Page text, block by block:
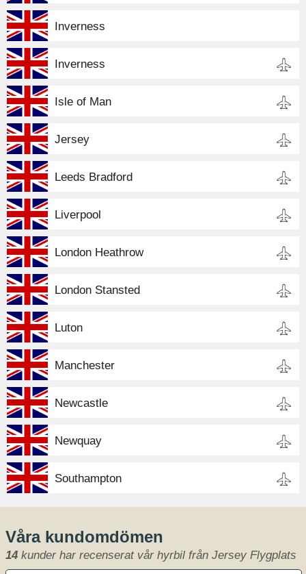
Inverness
Inverness
Isle of Man
Jersey
Leeds Bradford
Liverpool
London Heathrow
London Stansted
Luton
Manchester
Newcastle
Newquay
Southampton
Våra kundomdömen
14 kunder har recenserat vår hyrbil från Jersey Flygplats